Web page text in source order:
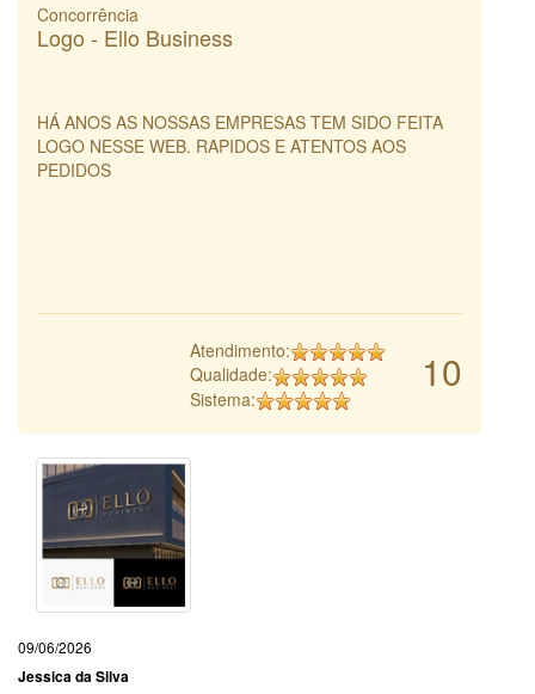
Concorrência
Logo - Ello Business
HÁ ANOS AS NOSSAS EMPRESAS TEM SIDO FEITA
LOGO NESSE WEB. RAPIDOS E ATENTOS AOS
PEDIDOS
10
Atendimento:
Qualidade:
Sistema:
09/06/2026
Jessica da Silva